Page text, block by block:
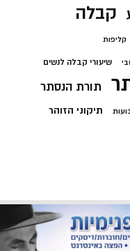
קבלה
קליפות
שיעורי קבלה לנשים
תורת הנסתר
תיקוני הזוהר